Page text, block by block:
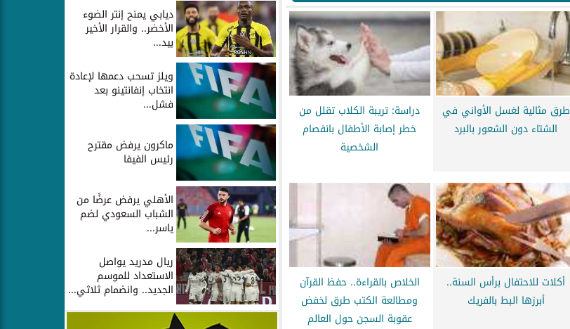
طرق مثالية لغسل الأواني في
الشتاء دون الشعور بالبرد
دراسة: تريبة الكلاب تقلل من
خطر إصابة الأطفال بانفصام
الشخصية
أكلات للاحتفال برأس السنة..
أبرزها البط بالفريك
الخلاص بالقراءة.. حفظ القرآن
ومطالعة الكتب طرق لخفض
عقوبة السجن حول العالم
ديابي يمنح إنتر الضوء
الأخضر.. والقرار الأخير
بيد...
ويلز تسحب دعمها لإعادة
انتخاب إنفانتينو بعد
فشل...
ماكرون يرفض مقترح
رئيس الفيفا
الأهلي يرفض عرضًا من
الشباب السعودي لضم
ياسر...
ريال مدريد يواصل
الاستعداد للموسم
الجديد.. وانضمام ثلاثي...